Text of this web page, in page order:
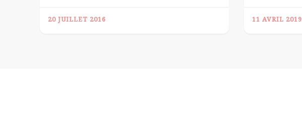
20 JUILLET 2016 11 AVRIL 2019